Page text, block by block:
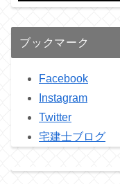
ブックマーク
Facebook
Instagram
Twitter
宅建士ブログ